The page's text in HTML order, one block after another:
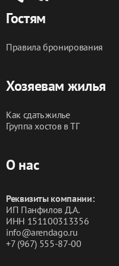
Гостям
Правила бронирования
Хозяевам жилья
Как сдать жилье
Группа хостов в ТГ
О нас
Реквизиты компании:
ИП Панфилов Д.А.
ИНН 151100313356
info@arendago.ru
+7 (967) 555-87-00